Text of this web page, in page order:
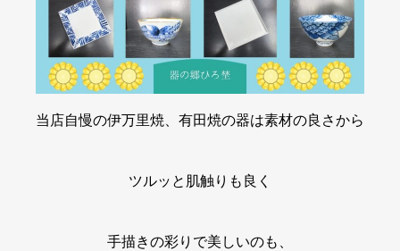
当店自慢の伊万里焼、有田焼の器は素材の良さから
ツルッと肌触りも良く
手描きの彩りで美しいのも、